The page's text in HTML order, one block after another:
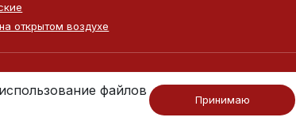
открытом воздухе
файлов
Принимаю